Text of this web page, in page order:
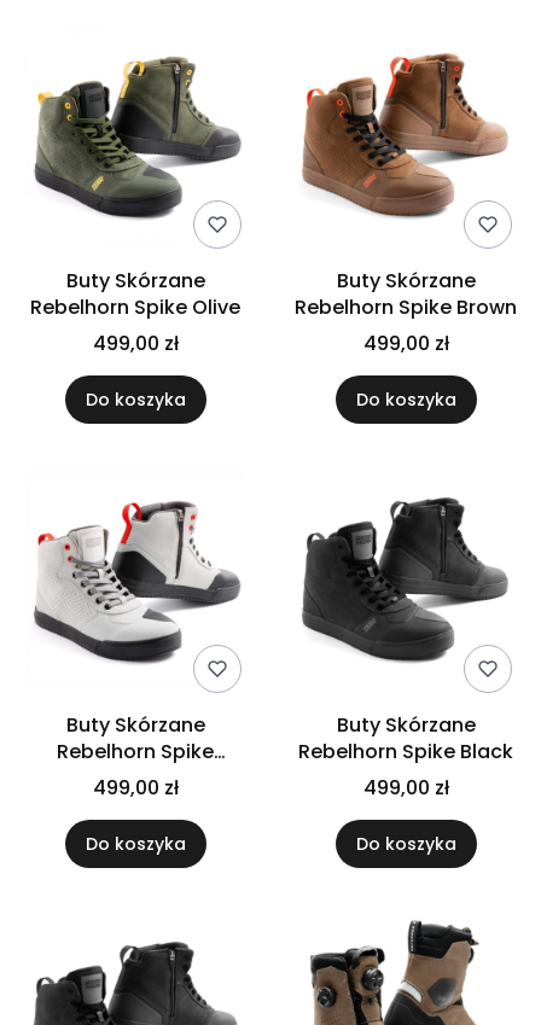
Buty Skórzane
Rebelhorn Spike Olive
499,00 zł
Do koszyka
Buty Skórzane
Rebelhorn Spike Brown
499,00 zł
Do koszyka
Buty Skórzane
Rebelhorn Spike
Grey/Black Sole
499,00 zł
Do koszyka
Buty Skórzane
Rebelhorn Spike Black
499,00 zł
Do koszyka